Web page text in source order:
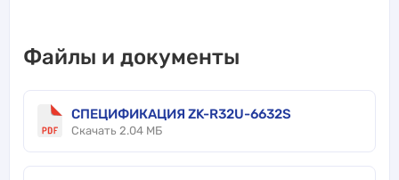
Файлы и документы
СПЕЦИФИКАЦИЯ ZK-R32U-6632S
Скачать 2.04 МБ